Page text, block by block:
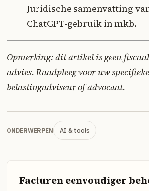
Juridische samenvatting
ChatGPT-gebruik in mkb.
Opmerking: dit artikel is geen
advies. Raadpleeg voor uw
belastingadviseur of advocaat.
ONDERWERPEN AI & tools
Facturen eenvoudiger